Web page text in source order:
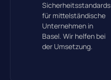
Sicherheitsstandards
für mittelständische
Unternehmen in
Basel. Wir helfen bei
der Umsetzung.